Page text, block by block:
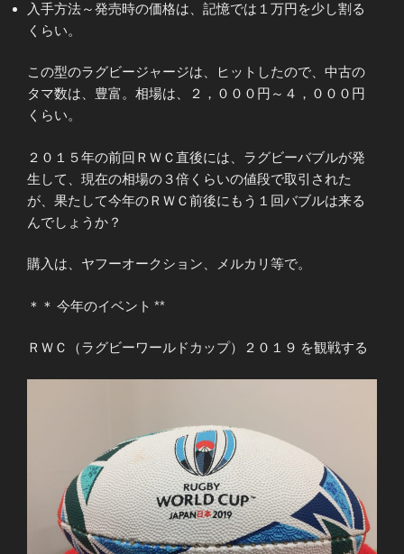
入手方法～発売時の価格は、記憶では１万円を少し割る
くらい。
この型のラグビージャージは、ヒットしたので、中古の
タマ数は、豊富。相場は、２，０００円～４，０００円
くらい。
２０１５年の前回ＲＷＣ直後には、ラグビーバブルが発
生して、現在の相場の３倍くらいの値段で取引された
が、果たして今年のＲＷＣ前後にもう１回バブルは来る
んでしょうか？
購入は、ヤフーオークション、メルカリ等で。
＊＊ 今年のイベント **
ＲＷＣ（ラグビーワールドカップ）２０１９ を観戦する